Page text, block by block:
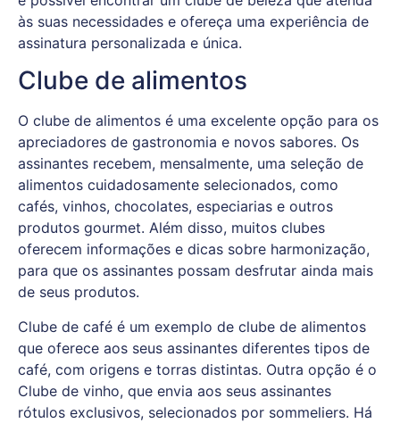
às suas necessidades e ofereça uma experiência de
assinatura personalizada e única.
Clube de alimentos
O clube de alimentos é uma excelente opção para os
apreciadores de gastronomia e novos sabores. Os
assinantes recebem, mensalmente, uma seleção de
alimentos cuidadosamente selecionados, como
cafés, vinhos, chocolates, especiarias e outros
produtos gourmet. Além disso, muitos clubes
oferecem informações e dicas sobre harmonização,
para que os assinantes possam desfrutar ainda mais
de seus produtos.
Clube de café é um exemplo de clube de alimentos
que oferece aos seus assinantes diferentes tipos de
café, com origens e torras distintas. Outra opção é o
Clube de vinho, que envia aos seus assinantes
rótulos exclusivos, selecionados por sommeliers. Há